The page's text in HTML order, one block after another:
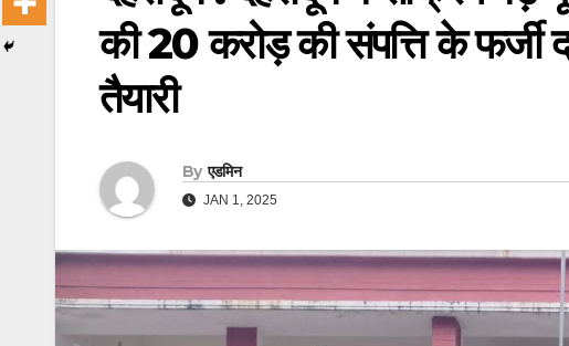
की 20 करोड़ की संपत्ति के फर्जी
तैयारी
By एडमिन
JAN 1, 2025